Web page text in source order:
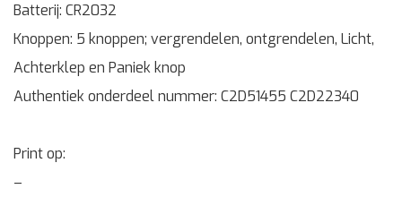
Batterij: CR2032
Knoppen: 5 knoppen; vergrendelen, ontgrendelen, Licht,
Achterklep en Paniek knop
Authentiek onderdeel nummer: C2D51455 C2D22340
Print op:
–